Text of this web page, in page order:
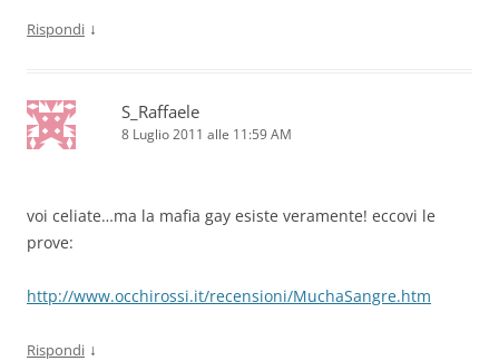
Rispondi ↓
S_Raffaele
8 Luglio 2011 alle 11:59 AM
voi celiate…ma la mafia gay esiste veramente! eccovi le
prove:
http://www.occhirossi.it/recensioni/MuchaSangre.htm
Rispondi ↓